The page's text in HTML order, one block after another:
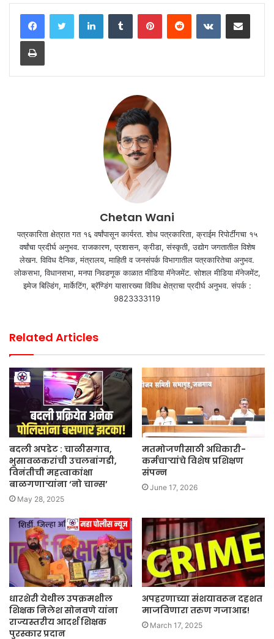
LinkedInTumblr PinterestReddit VKontakteShare via Email
Print
Chetan Wani
पत्रकारिता क्षेत्रात गत १६ वर्षांपासून कार्यरत. शोध पत्रकारिता, क्राईम रिपोर्टींगचा १५
वर्षांचा प्रदीर्घ अनुभव. राजकारण, प्रशासन, क्रीडा, संस्कृती, उद्योग जगतातील विशेष
लेखन. विविध दैनिक, मंत्रालय, माहिती व जनसंपर्क विभागातील पत्रकारितेचा अनुभव.
लोकसभा, विधानसभा, मनपा निवडणूक काळात मीडिया मॅनेजमेंट. सोशल मीडिया मॅनेजमेंट,
इमेज बिल्डिंग, मार्केटिंग, ब्रॅण्डिंग यासारख्या विविध क्षेत्राचा प्रदीर्घ अनुभव. संपर्क :
9823333119
Related Articles
बदली अपडेट : चाळीसगाव,
भुसावळकरांची उचलबांगडी,
विनंतीची महत्वाकांक्षा
बाळगणाऱ्यांना ‘नो चान्स’
May 28, 2025
मतमोजणीसाठी अधिकारी-
कर्मचाऱ्यांचे विशेष प्रशिक्षण
संपन्न
June 17, 2026
धारशेरी येथील उपक्रमशील
शिक्षक निलेश सोनवणे यांना
राज्यस्तरीय आदर्श शिक्षक
पुरस्कार प्रदान
अपहरणाच्या संशयावरून दहशत
माजविणारा तरुण गजाआड!
March 17, 2025